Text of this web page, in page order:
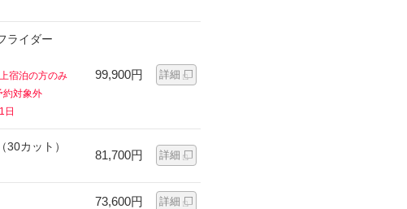
ライダー
宿泊の方のみ
約対象外
日
99,900円 詳細
カット）
81,700円 詳細
73,600円 詳細